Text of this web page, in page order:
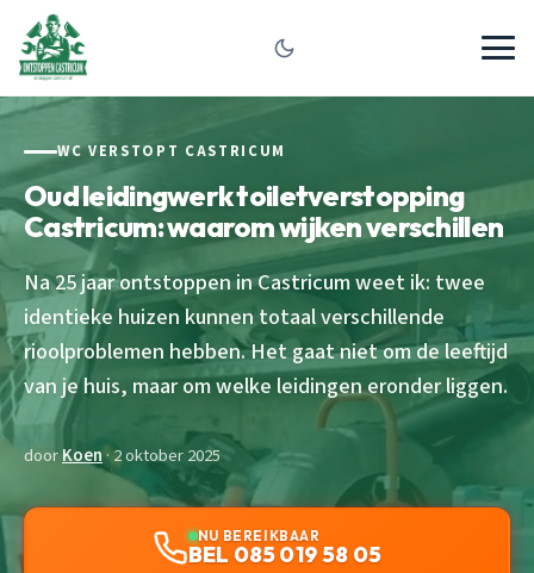
WC VERSTOPT CASTRICUM
Oud leidingwerk toiletverstopping
Castricum: waarom wijken verschillen
Na 25 jaar ontstoppen in Castricum weet ik: twee
identieke huizen kunnen totaal verschillende
rioolproblemen hebben. Het gaat niet om de leeftijd
van je huis, maar om welke leidingen eronder liggen.
doorKoen· 2 oktober 2025
NU BEREIKBAAR
BEL 085 019 58 05